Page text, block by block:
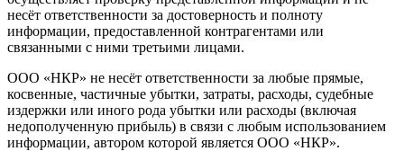
несёт ответственности за достоверность и полноту
информации, предоставленной контрагентами или
связанными с ними третьими лицами.
ООО «НКР» не несёт ответственности за любые прямые,
косвенные, частичные убытки, затраты, расходы, судебные
издержки или иного рода убытки или расходы (включая
недополученную прибыль) в связи с любым использованием
информации, автором которой является ООО «НКР».